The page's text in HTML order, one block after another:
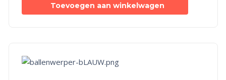
Toevoegen aan winkelwagen